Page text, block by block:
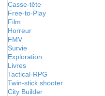
Casse-tête
Free-to-Play
Film
Horreur
FMV
Survie
Exploration
Livres
Tactical-RPG
Twin-stick shooter
City Builder